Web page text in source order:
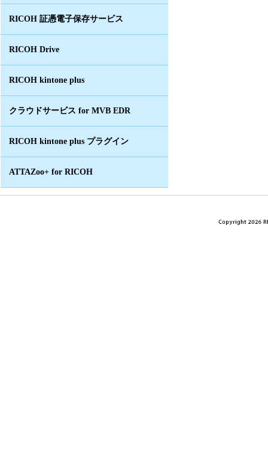
RICOH 証憑電子保存サービス
RICOH Drive
RICOH kintone plus
クラウドサービス for MVB EDR
RICOH kintone plus プラグイン
ATTAZoo+ for RICOH